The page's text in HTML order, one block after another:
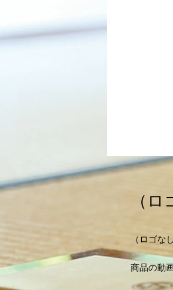
（
（ロゴな
商品の動